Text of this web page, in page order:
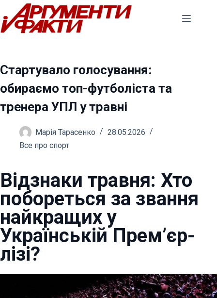
Перейти
до
вмісту
Стартувало голосування:
обираємо топ-футболіста та
тренера УПЛ у травні
Марія Тарасенко
28.05.2026
Все про спорт
Відзнаки травня: Хто
побореться за звання
найкращих у
Українській Прем’єр-
лізі?